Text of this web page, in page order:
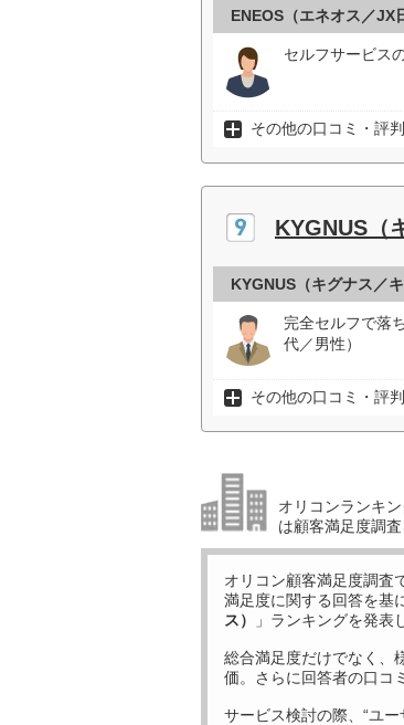
ENEOS（エネオス／JX
セルフサービス
その他の口コミ・評判
KYGNUS（
KYGNUS（キグナス／
完全セルフで落
代／男性）
その他の口コミ・評判
オリコンランキ
は顧客満足度調査
オリコン顧客満足度調査
満足度に関する回答を基
ス）
」ランキングを発表
総合満足度だけでなく、
価。さらに回答者の口コ
サービス検討の際、“ユ